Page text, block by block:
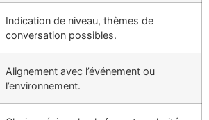
Indication de niveau, thèmes de
conversation possibles.
Alignement avec l’événement ou
l’environnement.